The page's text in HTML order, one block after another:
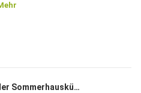
Monatsrückblick
Kaffepaussi #20 in der Sommerhausküche mit Michaela von Mahtava.de